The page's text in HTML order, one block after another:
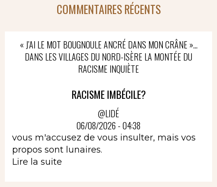
COMMENTAIRES RÉCENTS
« J’AI LE MOT BOUGNOULE ANCRÉ DANS MON CRÂNE »…
DANS LES VILLAGES DU NORD-ISÈRE LA MONTÉE DU
RACISME INQUIÈTE
RACISME IMBÉCILE?
@LIDÉ
06/08/2026 - 04:38
vous m'accusez de vous insulter, mais vos
propos sont lunaires.
Lire la suite